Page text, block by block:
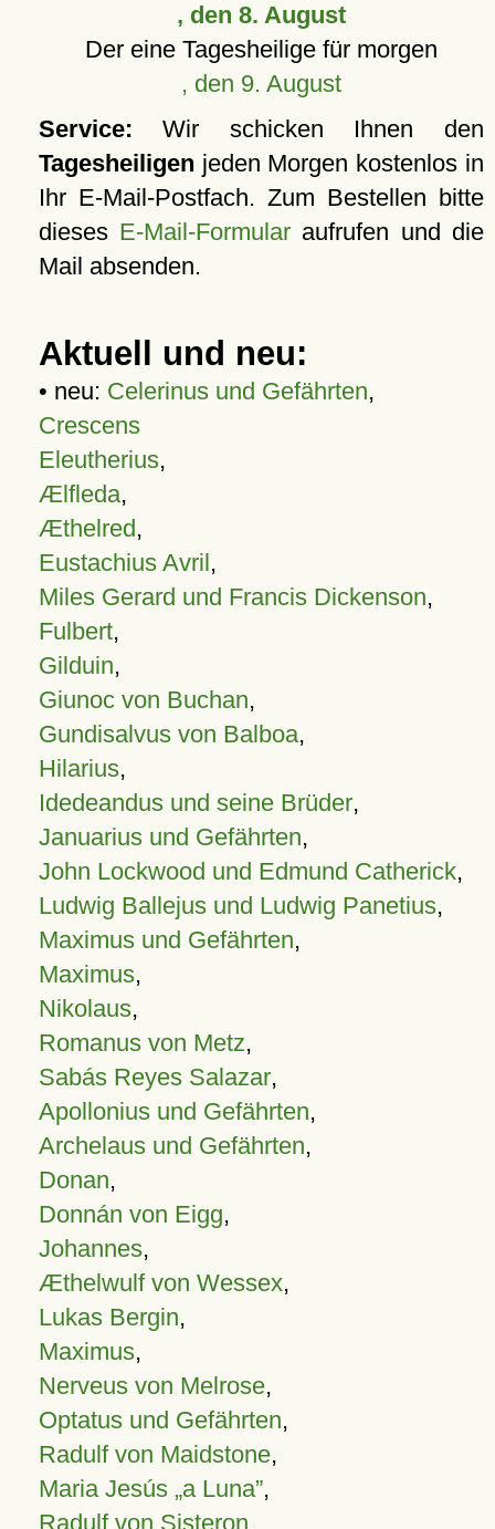
, den 8. August
Der eine Tagesheilige für morgen
, den 9. August
Service: Wir schicken Ihnen den
Tagesheiligen jeden Morgen kostenlos in
Ihr E-Mail-Postfach. Zum Bestellen bitte
dieses E-Mail-Formular aufrufen und die
Mail absenden.
Aktuell und neu:
• neu: Celerinus und Gefährten,
Crescens
Eleutherius,
Ælfleda,
Æthelred,
Eustachius Avril,
Miles Gerard und Francis Dickenson,
Fulbert,
Gilduin,
Giunoc von Buchan,
Gundisalvus von Balboa,
Hilarius,
Idedeandus und seine Brüder,
Januarius und Gefährten,
John Lockwood und Edmund Catherick,
Ludwig Ballejus und Ludwig Panetius,
Maximus und Gefährten,
Maximus,
Nikolaus,
Romanus von Metz,
Sabás Reyes Salazar,
Apollonius und Gefährten,
Archelaus und Gefährten,
Donan,
Donnán von Eigg,
Johannes,
Æthelwulf von Wessex,
Lukas Bergin,
Maximus,
Nerveus von Melrose,
Optatus und Gefährten,
Radulf von Maidstone,
Maria Jesús „a Luna”,
Radulf von Sisteron,